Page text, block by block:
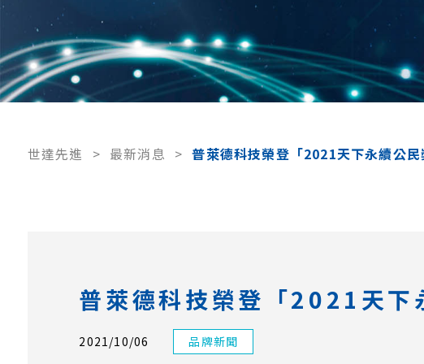
世達先進 > 最新消息 > 普萊德科技榮登「2021天下永續公
普萊德科技榮登「2021天下
2021/10/06 品牌新聞